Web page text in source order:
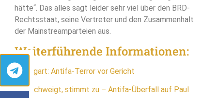
hätte“. Das alles sagt leider sehr viel über den BRD-
Rechtsstaat, seine Vertreter und den Zusammenhalt
der Mainstreamparteien aus.
Weiterführende Informationen:
Stuttgart: Antifa-Terror vor Gericht
Wer schweigt, stimmt zu – Antifa-Überfall auf Paul